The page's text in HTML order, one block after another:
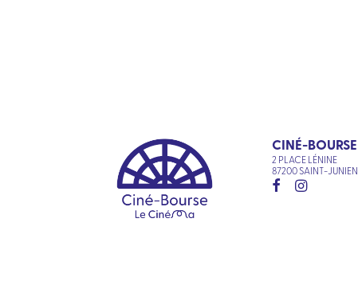
CINÉ-BOURSE
2 PLACE LÉNINE
87200 SAINT-JUNIEN